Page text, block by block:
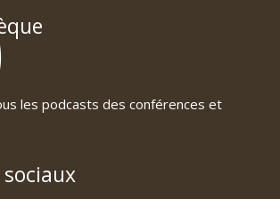
les podcasts des conférences et
sociaux